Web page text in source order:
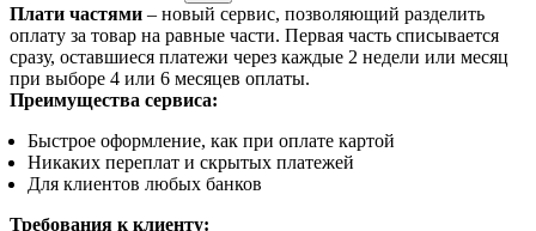
Плати частями – новый сервис, позволяющий разделить
оплату за товар на равные части. Первая часть списывается
сразу, оставшиеся платежи через каждые 2 недели или месяц
при выборе 4 или 6 месяцев оплаты.
Преимущества сервиса:
Быстрое оформление, как при оплате картой
Никаких переплат и скрытых платежей
Для клиентов любых банков
Требования к клиенту: